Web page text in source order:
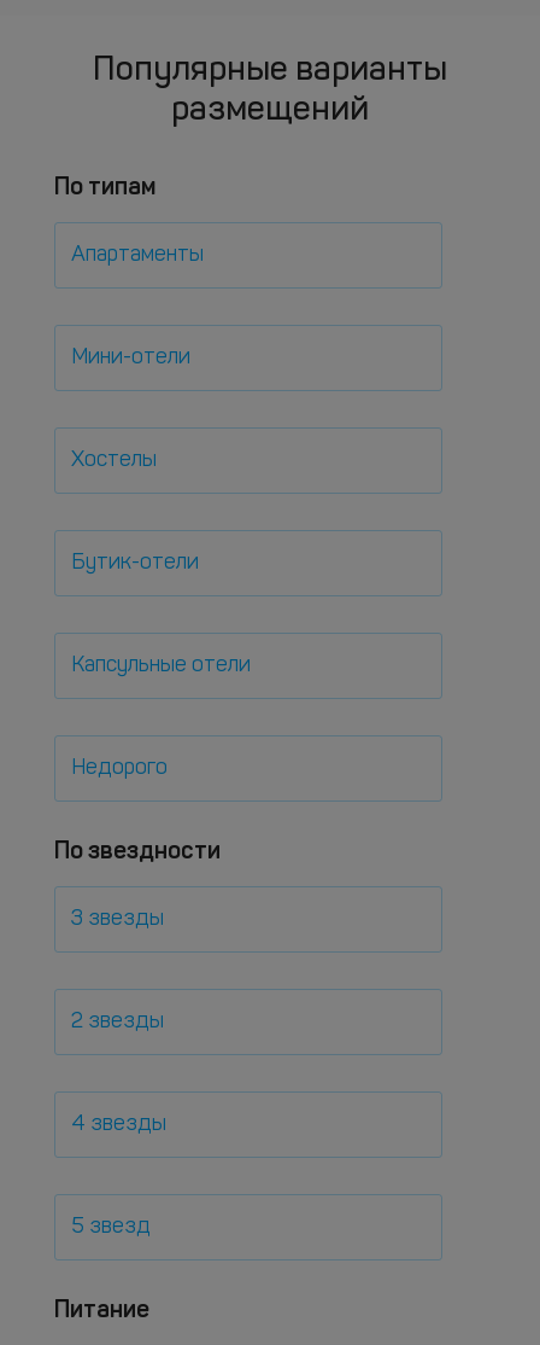
Популярные варианты
размещений
По типам
Апартаменты
Мини-отели
Хостелы
Бутик-отели
Капсульные отели
Недорого
По звездности
3 звезды
2 звезды
4 звезды
5 звезд
Питание